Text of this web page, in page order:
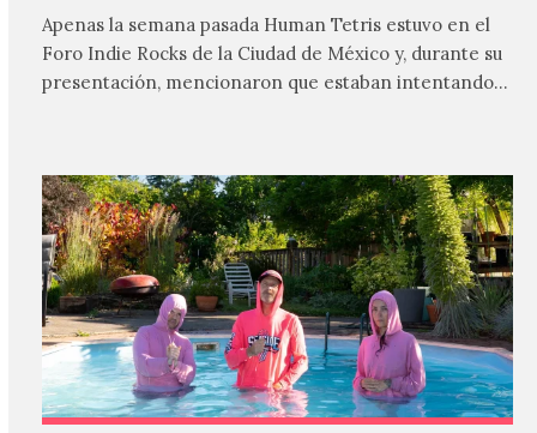
Apenas la semana pasada Human Tetris estuvo en el
Foro Indie Rocks de la Ciudad de México y, durante su
presentación, mencionaron que estaban intentando…